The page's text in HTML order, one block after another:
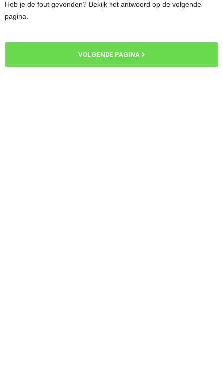
Heb je de fout gevonden? Bekijk het antwoord op de volgende
pagina.
VOLGENDE PAGINA